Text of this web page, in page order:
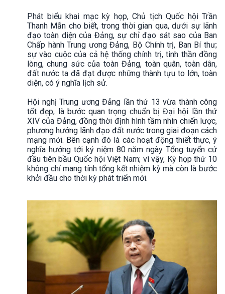
Phát biểu khai mạc kỳ họp, Chủ tịch Quốc hội Trần
Thanh Mẫn cho biết, trong thời gian qua, dưới sự lãnh
đạo toàn diện của Đảng, sự chỉ đạo sát sao của Ban
Chấp hành Trung ương Đảng, Bộ Chính trị, Ban Bí thư;
sự vào cuộc của cả hệ thống chính trị, tinh thần đồng
lòng, chung sức của toàn Đảng, toàn quân, toàn dân,
đất nước ta đã đạt được những thành tựu to lớn, toàn
diện, có ý nghĩa lịch sử.
Hội nghị Trung ương Đảng lần thứ 13 vừa thành công
tốt đẹp, là bước quan trọng chuẩn bị Đại hội lần thứ
XIV của Đảng, đồng thời định hình tầm nhìn chiến lược,
phương hướng lãnh đạo đất nước trong giai đoạn cách
mạng mới. Bên cạnh đó là các hoạt động thiết thực, ý
nghĩa hướng tới kỷ niệm 80 năm ngày Tổng tuyển cử
đầu tiên bầu Quốc hội Việt Nam; vì vậy, Kỳ họp thứ 10
không chỉ mang tính tổng kết nhiệm kỳ mà còn là bước
khởi đầu cho thời kỳ phát triển mới.